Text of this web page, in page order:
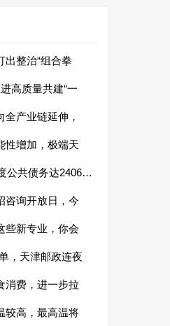
出整治“组合拳
高质量共建“一
全产业链延伸，
性增加，极端天
共债务达24066亿
咨询开放日，今
些新专业，你会
，天津邮政连夜
消费，进一步拉
较高，最高温将